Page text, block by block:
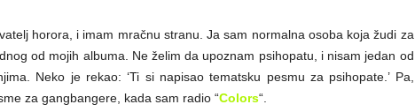
horora, i imam mračnu stranu. Ja sam normalna osoba koja žudi za
od mojih albuma. Ne želim da upoznam psihopatu, i nisam jedan od
Neko je rekao: ‘Ti si napisao tematsku pesmu za psihopate.’ Pa,
za gangbangere, kada sam radio “Colors“.